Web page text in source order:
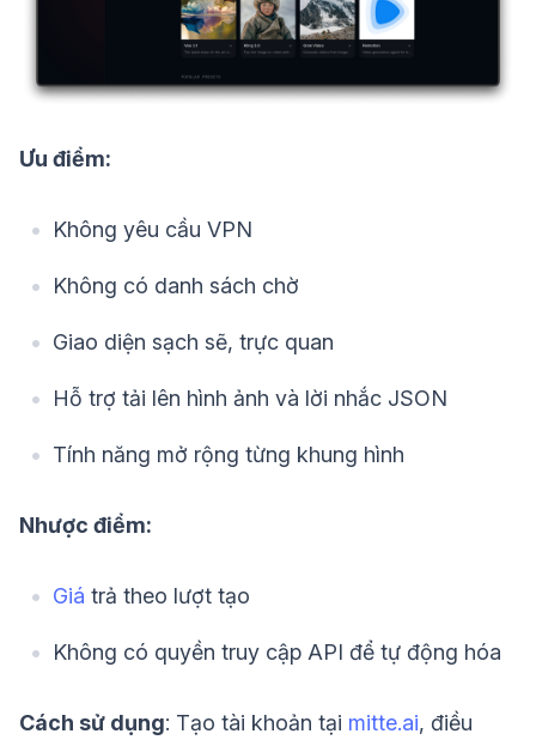
Ưu điểm:
Không yêu cầu VPN
Không có danh sách chờ
Giao diện sạch sẽ, trực quan
Hỗ trợ tải lên hình ảnh và lời nhắc JSON
Tính năng mở rộng từng khung hình
Nhược điểm:
Giá trả theo lượt tạo
Không có quyền truy cập API để tự động hóa
Cách sử dụng: Tạo tài khoản tại mitte.ai, điều